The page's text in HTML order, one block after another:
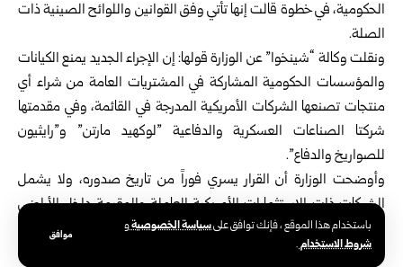
باستخدام هذا الموقع ، فإنك توافق علىسياسة الخصوصيةو
شروط الاستخدام.
موافق
الحكومية، في خطوة قالت إنها تأتي وفق القوانين واللوائح الصينية ذات
الصلة‎.‎
ونقلت وكالة “شينخوا” عن الوزارة قولها: إن الإجراء الجديد يمنع الكيانات
والمؤسسات الحكومية المشاركة في المشتريات العامة ‏من شراء أي
منتجات تصنعها الشركات الأمريكية المدرجة في القائمة، وفي مقدمتها
شركتا الصناعات العسكرية والدفاعية ‌‏”لوكهيد مارتن” و”رايثيون
للصواريخ والدفاع‌‎”.
وأوضحت الوزارة أن القرار يسري فوراً من تاريخ صدوره، ولا يشمل
الشركات ذات الاستثمارات الأمريكية العاملة ‏والمقيمة داخل الأراضي
الصينية، مؤكدة أن الإجراء ينسجم مع الأطر القانونية الناظمة لعمليات
الشراء الحكومي‎.‎